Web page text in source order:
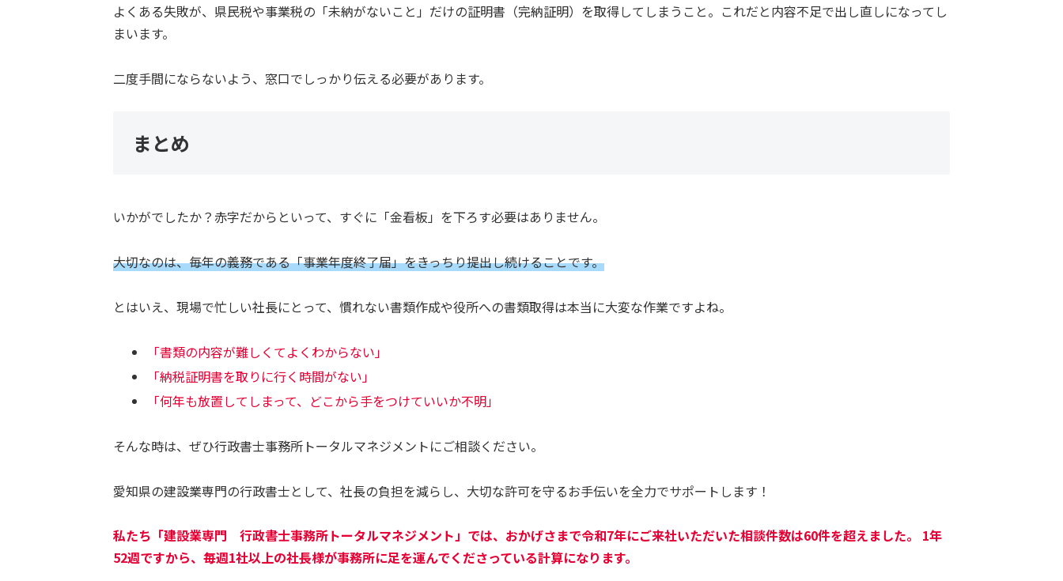
よくある失敗が、県民税や事業税の「未納がないこと」だけの証明書（完納証明）を取得してしまうこと。これだと内容不足で出し直しになってし
まいます。
二度手間にならないよう、窓口でしっかり伝える必要があります。
まとめ
いかがでしたか？赤字だからといって、すぐに「金看板」を下ろす必要はありません。
大切なのは、毎年の義務である「事業年度終了届」をきっちり提出し続けることです。
とはいえ、現場で忙しい社長にとって、慣れない書類作成や役所への書類取得は本当に大変な作業ですよね。
「書類の内容が難しくてよくわからない」
「納税証明書を取りに行く時間がない」
「何年も放置してしまって、どこから手をつけていいか不明」
そんな時は、ぜひ行政書士事務所トータルマネジメントにご相談ください。
愛知県の建設業専門の行政書士として、社長の負担を減らし、大切な許可を守るお手伝いを全力でサポートします！
私たち「建設業専門 行政書士事務所トータルマネジメント」では、おかげさまで令和7年にご来社いただいた相談件数は60件を超えました。 1年
52週ですから、毎週1社以上の社長様が事務所に足を運んでくださっている計算になります。